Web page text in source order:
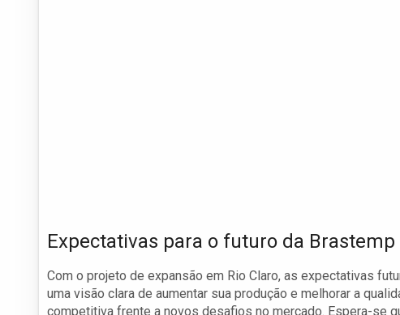
Expectativas para o futuro da Brastemp
Com o projeto de expansão em Rio Claro, as expectativas
uma visão clara de aumentar sua produção e melhorar a
competitiva frente a novos desafios no mercado. Espera-se